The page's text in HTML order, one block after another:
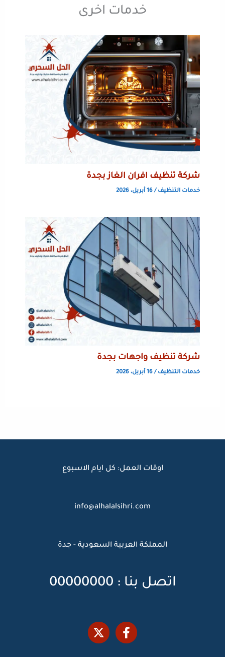
خدمات اخرى
شركة تنظيف افران الغاز بجدة
خدمات التنظيف /16 أبريل، 2026
شركة تنظيف واجهات بجدة
خدمات التنظيف /16 أبريل، 2026
اوقات العمل: كل ايام الاسبوع
info@alhalalsihri.com
المملكة العربية السعودية - جدة
اتصل بنا : 00000000